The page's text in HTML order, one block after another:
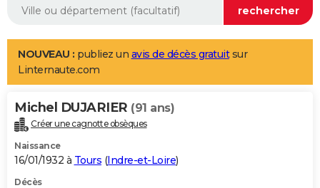
Aménagement intérieur
LIFESTYLE
Art de vivre
Bien-être
Loisirs
Mode
Modes de vie
Alimentation
Guide de la santé
Maladies
Médicaments
Sommeil
VOYAGE
Destinations
City break
Voyage nature
Voyage de noces
Forum
Climat
+PHOTO
GUIDES D'ACHAT
NOUVEAU : publiez un avis de décès gratuitsur
Linternaute.com
Michel DUJARIER (91 ans)
Créer une cagnotte obsèques
Naissance
16/01/1932 à Tours (Indre-et-Loire)
Décès